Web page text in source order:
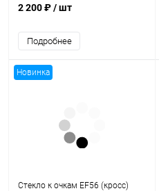
(прозрачный, Антифог)
2 200 ₽/ шт
Подробнее
Новинка
Стекло к очкам EF56 (кросс)